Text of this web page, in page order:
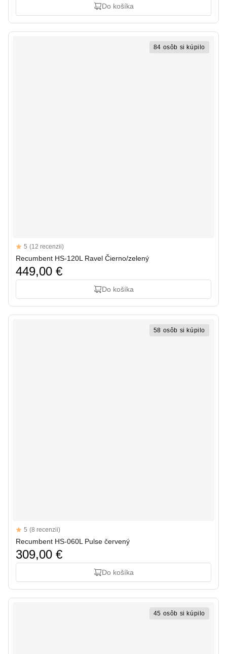
Do košíka
84 osôb si kúpilo
Reviews
5 out of 5 stars
5 (12 recenzii)
Recumbent HS-120L Ravel Čierno/zelený
449,00 €
Do košíka
58 osôb si kúpilo
Reviews
5 out of 5 stars
5 (8 recenzii)
Recumbent HS-060L Pulse červený
309,00 €
Do košíka
45 osôb si kúpilo